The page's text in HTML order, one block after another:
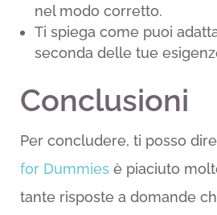
nel modo corretto.
Ti spiega come puoi
seconda delle tue
Conclusioni
Per concludere, ti posso
for Dummies è piaciuto
tante risposte a domande